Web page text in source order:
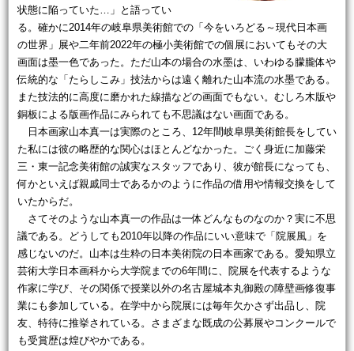
状態に陥っていた…」と語ってい
る。確かに2014年の岐阜県美術館での「今をいろどる～現代日本画
の世界」展や二年前2022年の極小美術館での個展においてもその大
画面は墨一色であった。ただ山本の場合の水墨は、いわゆる朦朧体や
伝統的な「たらしこみ」技法からは遠く離れた山本流の水墨である。
また技法的に高度に磨かれた線描などの画面でもない。むしろ木版や
銅板による版画作品にみられても不思議はない画面である。
日本画家山本真一は実際のところ、12年間岐阜県美術館長をしてい
た私には彼の略歴的な関心はほとんどなかった。ごく身近に加藤栄
三・東一記念美術館の誠実なスタッフであり、彼が館長になっても、
何かといえば親戚同士であるかのように作品の借用や情報交換をして
いたからだ。
さてそのような山本真一の作品は一体どんなものなのか？実に不思
議である。どうしても2010年以降の作品にいい意味で「院展風」を
感じないのだ。山本は生粋の日本美術院の日本画家である。愛知県立
芸術大学日本画科から大学院までの6年間に、院展を代表するような
作家に学び、その関係で授業以外の名古屋城本丸御殿の障壁画修復事
業にも参加している。在学中から院展には毎年欠かさず出品し、院
友、特待に推挙されている。さまざまな既成の公募展やコンクールで
も受賞歴は煌びやかである。